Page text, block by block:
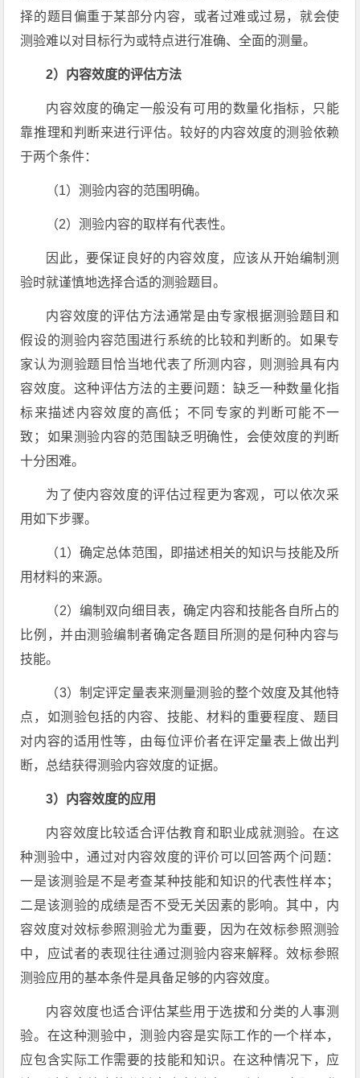
择的题目偏重于某部分内容，或者过难或过易，就会使
测验难以对目标行为或特点进行准确、全面的测量。
2）内容效度的评估方法
内容效度的确定一般没有可用的数量化指标，只能
靠推理和判断来进行评估。较好的内容效度的测验依赖
于两个条件：
（1）测验内容的范围明确。
（2）测验内容的取样有代表性。
因此，要保证良好的内容效度，应该从开始编制测
验时就谨慎地选择合适的测验题目。
内容效度的评估方法通常是由专家根据测验题目和
假设的测验内容范围进行系统的比较和判断的。如果专
家认为测验题目恰当地代表了所测内容，则测验具有内
容效度。这种评估方法的主要问题：缺乏一种数量化指
标来描述内容效度的高低；不同专家的判断可能不一
致；如果测验内容的范围缺乏明确性，会使效度的判断
十分困难。
为了使内容效度的评估过程更为客观，可以依次采
用如下步骤。
（1）确定总体范围，即描述相关的知识与技能及所
用材料的来源。
（2）编制双向细目表，确定内容和技能各自所占的
比例，并由测验编制者确定各题目所测的是何种内容与
技能。
（3）制定评定量表来测量测验的整个效度及其他特
点，如测验包括的内容、技能、材料的重要程度、题目
对内容的适用性等，由每位评价者在评定量表上做出判
断，总结获得测验内容效度的证据。
3）内容效度的应用
内容效度比较适合评估教育和职业成就测验。在这
种测验中，通过对内容效度的评价可以回答两个问题：
一是该测验是不是考查某种技能和知识的代表性样本；
二是该测验的成绩是否不受无关因素的影响。其中，内
容效度对效标参照测验尤为重要，因为在效标参照测验
中，应试者的表现往往通过测验内容来解释。效标参照
测验应用的基本条件是具备足够的内容效度。
内容效度也适合评估某些用于选拔和分类的人事测
验。在这种测验中，测验内容是实际工作的一个样本，
应包含实际工作需要的技能和知识。在这种情况下，应